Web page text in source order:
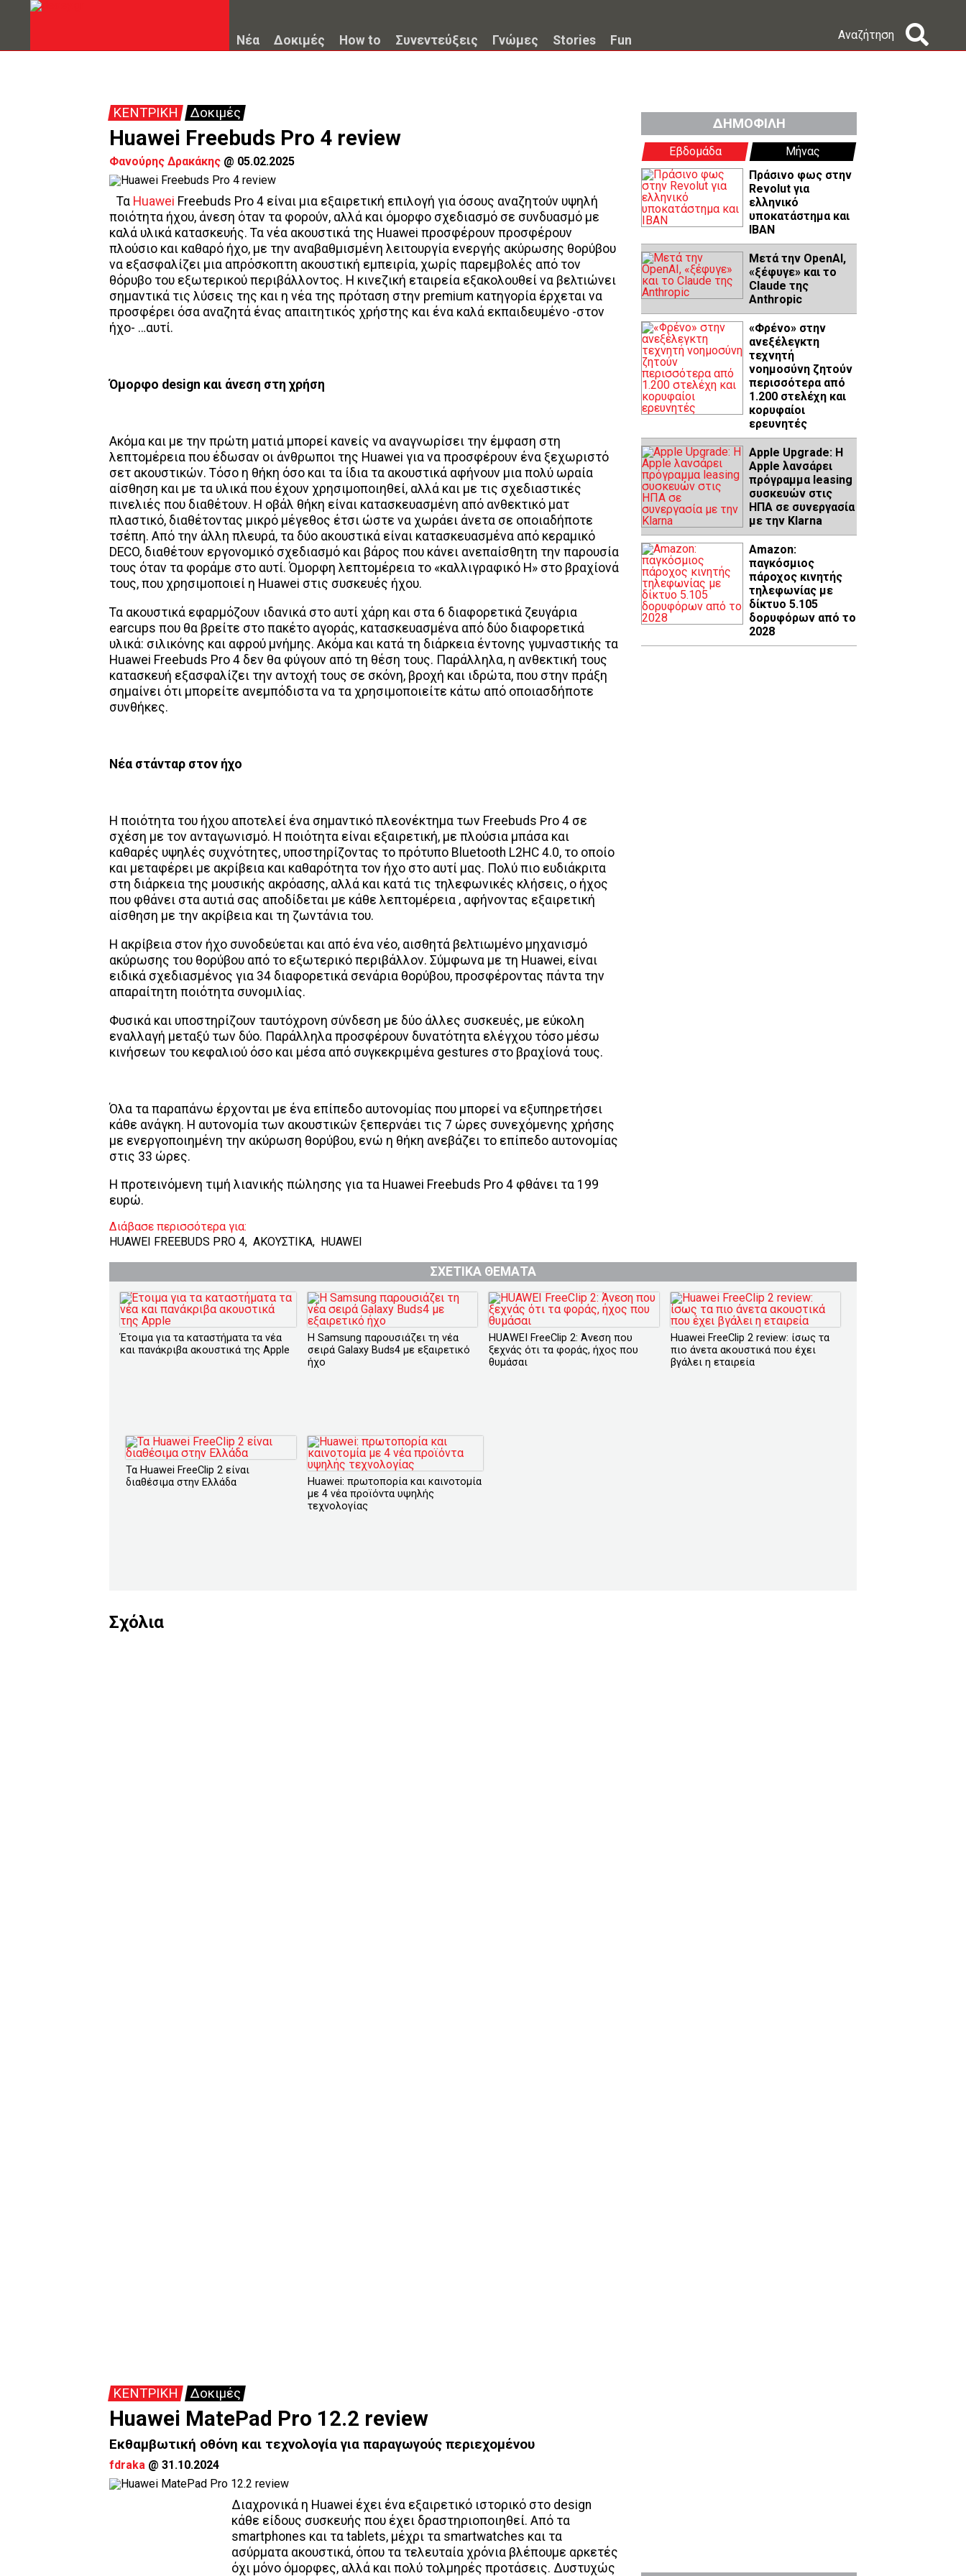
Νέα Δοκιμές How to Συνεντεύξεις Γνώμες Stories Fun Αναζήτηση
ΚΕΝΤΡΙΚΗ Δοκιμές
Huawei Freebuds Pro 4 review
Φανούρης Δρακάκης @ 05.02.2025
Τα Huawei Freebuds Pro 4 είναι μια εξαιρετική επιλογή για όσους αναζητούν υψηλή
ποιότητα ήχου, άνεση όταν τα φορούν, αλλά και όμορφο σχεδιασμό σε συνδυασμό με
καλά υλικά κατασκευής. Τα νέα ακουστικά της Huawei προσφέρουν προσφέρουν
πλούσιο και καθαρό ήχο, με την αναβαθμισμένη λειτουργία ενεργής ακύρωσης θορύβου
να εξασφαλίζει μια απρόσκοπτη ακουστική εμπειρία, χωρίς παρεμβολές από τον
θόρυβο του εξωτερικού περιβάλλοντος. Η κινεζική εταιρεία εξακολουθεί να βελτιώνει
σημαντικά τις λύσεις της και η νέα της πρόταση στην premium κατηγορία έρχεται να
προσφέρει όσα αναζητά ένας απαιτητικός χρήστης και ένα καλά εκπαιδευμένο -στον
ήχο- …αυτί.
Όμορφο design και άνεση στη χρήση
Ακόμα και με την πρώτη ματιά μπορεί κανείς να αναγνωρίσει την έμφαση στη
λεπτομέρεια που έδωσαν οι άνθρωποι της Huawei για να προσφέρουν ένα ξεχωριστό
σετ ακουστικών. Τόσο η θήκη όσο και τα ίδια τα ακουστικά αφήνουν μια πολύ ωραία
αίσθηση και με τα υλικά που έχουν χρησιμοποιηθεί, αλλά και με τις σχεδιαστικές
πινελιές που διαθέτουν. Η οβάλ θήκη είναι κατασκευασμένη από ανθεκτικό ματ
πλαστικό, διαθέτοντας μικρό μέγεθος έτσι ώστε να χωράει άνετα σε οποιαδήποτε
τσέπη. Από την άλλη πλευρά, τα δύο ακουστικά είναι κατασκευασμένα από κεραμικό
DECO, διαθέτουν εργονομικό σχεδιασμό και βάρος που κάνει ανεπαίσθητη την παρουσία
τους όταν τα φοράμε στο αυτί. Όμορφη λεπτομέρεια το «καλλιγραφικό Η» στο βραχίονά
τους, που χρησιμοποιεί η Huawei στις συσκευές ήχου.
Τα ακουστικά εφαρμόζουν ιδανικά στο αυτί χάρη και στα 6 διαφορετικά ζευγάρια
earcups που θα βρείτε στο πακέτο αγοράς, κατασκευασμένα από δύο διαφορετικά
υλικά: σιλικόνης και αφρού μνήμης. Ακόμα και κατά τη διάρκεια έντονης γυμναστικής τα
Huawei Freebuds Pro 4 δεν θα φύγουν από τη θέση τους. Παράλληλα, η ανθεκτική τους
κατασκευή εξασφαλίζει την αντοχή τους σε σκόνη, βροχή και ιδρώτα, που στην πράξη
σημαίνει ότι μπορείτε ανεμπόδιστα να τα χρησιμοποιείτε κάτω από οποιασδήποτε
συνθήκες.
Νέα στάνταρ στον ήχο
Η ποιότητα του ήχου αποτελεί ένα σημαντικό πλεονέκτημα των Freebuds Pro 4 σε
σχέση με τον ανταγωνισμό. Η ποιότητα είναι εξαιρετική, με πλούσια μπάσα και
καθαρές υψηλές συχνότητες, υποστηρίζοντας το πρότυπο Bluetooth L2HC 4.0, το οποίο
και μεταφέρει με ακρίβεια και καθαρότητα τον ήχο στο αυτί μας. Πολύ πιο ευδιάκριτα
στη διάρκεια της μουσικής ακρόασης, αλλά και κατά τις τηλεφωνικές κλήσεις, ο ήχος
που φθάνει στα αυτιά σας αποδίδεται με κάθε λεπτομέρεια , αφήνοντας εξαιρετική
αίσθηση με την ακρίβεια και τη ζωντάνια του.
Η ακρίβεια στον ήχο συνοδεύεται και από ένα νέο, αισθητά βελτιωμένο μηχανισμό
ακύρωσης του θορύβου από το εξωτερικό περιβάλλον. Σύμφωνα με τη Huawei, είναι
ειδικά σχεδιασμένος για 34 διαφορετικά σενάρια θορύβου, προσφέροντας πάντα την
απαραίτητη ποιότητα συνομιλίας.
Φυσικά και υποστηρίζουν ταυτόχρονη σύνδεση με δύο άλλες συσκευές, με εύκολη
εναλλαγή μεταξύ των δύο. Παράλληλα προσφέρουν δυνατότητα ελέγχου τόσο μέσω
κινήσεων του κεφαλιού όσο και μέσα από συγκεκριμένα gestures στο βραχίονά τους.
Όλα τα παραπάνω έρχονται με ένα επίπεδο αυτονομίας που μπορεί να εξυπηρετήσει
κάθε ανάγκη. Η αυτονομία των ακουστικών ξεπερνάει τις 7 ώρες συνεχόμενης χρήσης
με ενεργοποιημένη την ακύρωση θορύβου, ενώ η θήκη ανεβάζει το επίπεδο αυτονομίας
στις 33 ώρες.
H προτεινόμενη τιμή λιανικής πώλησης για τα Huawei Freebuds Pro 4 φθάνει τα 199
ευρώ.
ΔΗΜΟΦΙΛΗ
Εβδομάδα
Μήνας
Πράσινο φως στην
Revolut για
ελληνικό
υποκατάστημα και
IBAN
Μετά την OpenAI,
«ξέφυγε» και το
Claude της
Anthropic
«Φρένο» στην
ανεξέλεγκτη
τεχνητή
νοημοσύνη ζητούν
περισσότερα από
1.200 στελέχη και
κορυφαίοι
ερευνητές
Apple Upgrade: Η
Apple λανσάρει
πρόγραμμα leasing
συσκευών στις
ΗΠΑ σε συνεργασία
με την Klarna
Amazon:
παγκόσμιος
πάροχος κινητής
τηλεφωνίας με
δίκτυο 5.105
δορυφόρων από το
2028
Διάβασε περισσότερα για:
HUAWEI FREEBUDS PRO 4, ΑΚΟΥΣΤΙΚΑ, HUAWEI
ΣΧΕΤΙΚΑ ΘΕΜΑΤΑ
Έτοιμα για τα καταστήματα τα νέα
και πανάκριβα ακουστικά της Apple
Η Samsung παρουσιάζει τη νέα
σειρά Galaxy Buds4 με εξαιρετικό
ήχο
HUAWEI FreeClip 2: Άνεση που
ξεχνάς ότι τα φοράς, ήχος που
θυμάσαι
Huawei FreeClip 2 review: ίσως τα
πιο άνετα ακουστικά που έχει
βγάλει η εταιρεία
Τα Huawei FreeClip 2 είναι
διαθέσιμα στην Ελλάδα
Huawei: πρωτοπορία και καινοτομία
με 4 νέα προϊόντα υψηλής
τεχνολογίας
Σχόλια
ΚΕΝΤΡΙΚΗ Δοκιμές
Huawei MatePad Pro 12.2 review
Εκθαμβωτική οθόνη και τεχνολογία για παραγωγούς περιεχομένου
fdraka @ 31.10.2024
Διαχρονικά η Huawei έχει ένα εξαιρετικό ιστορικό στο design
κάθε είδους συσκευής που έχει δραστηριοποιηθεί. Από τα
smartphones και τα tablets, μέχρι τα smartwatches και τα
ασύρματα ακουστικά, όπου τα τελευταία χρόνια βλέπουμε αρκετές
όχι μόνο όμορφες, αλλά και πολύ τολμηρές προτάσεις. Δυστυχώς